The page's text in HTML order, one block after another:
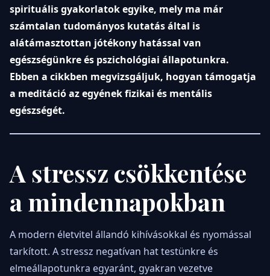
spirituális gyakorlatok egyike, mely ma már
számtalan tudományos kutatás által is
alátámasztottan jótékony hatással van
egészségünkre és pszichológiai állapotunkra.
Ebben a cikkben megvizsgáljuk, hogyan támogatja
a meditáció az egyének fizikai és mentális
egészségét.
A stressz csökkentése
a mindennapokban
A modern életvitel állandó kihívásokkal és nyomással
tarkított. A stressz negatívan hat testünkre és
elmeállapotunkra egyaránt, gyakran vezetve